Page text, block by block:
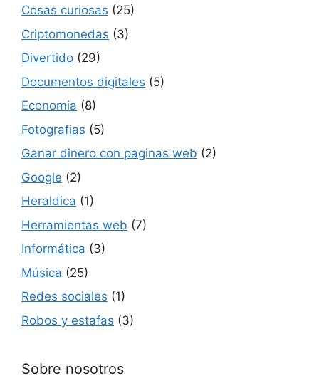
Cosas curiosas (25)
Criptomonedas (3)
Divertido (29)
Documentos digitales (5)
Economia (8)
Fotografias (5)
Ganar dinero con paginas web (2)
Google (2)
Heraldica (1)
Herramientas web (7)
Informática (3)
Música (25)
Redes sociales (1)
Robos y estafas (3)
Sobre nosotros